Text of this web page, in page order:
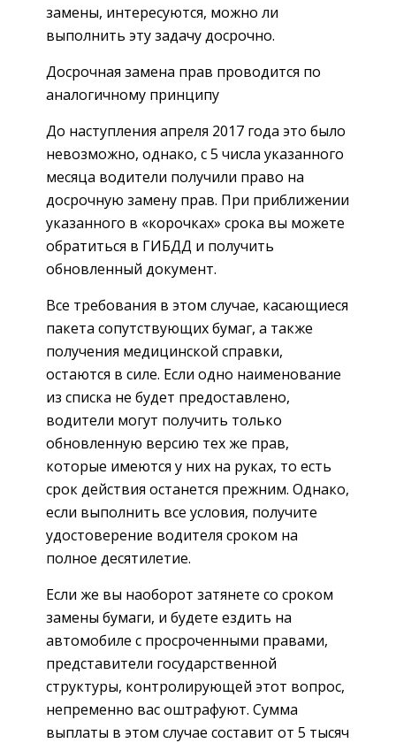
замены, интересуются, можно ли
выполнить эту задачу досрочно.
Досрочная замена прав проводится по
аналогичному принципу
До наступления апреля 2017 года это было
невозможно, однако, с 5 числа указанного
месяца водители получили право на
досрочную замену прав. При приближении
указанного в «корочках» срока вы можете
обратиться в ГИБДД и получить
обновленный документ.
Все требования в этом случае, касающиеся
пакета сопутствующих бумаг, а также
получения медицинской справки,
остаются в силе. Если одно наименование
из списка не будет предоставлено,
водители могут получить только
обновленную версию тех же прав,
которые имеются у них на руках, то есть
срок действия останется прежним. Однако,
если выполнить все условия, получите
удостоверение водителя сроком на
полное десятилетие.
Если же вы наоборот затянете со сроком
замены бумаги, и будете ездить на
автомобиле с просроченными правами,
представители государственной
структуры, контролирующей этот вопрос,
непременно вас оштрафуют. Сумма
выплаты в этом случае составит от 5 тысяч